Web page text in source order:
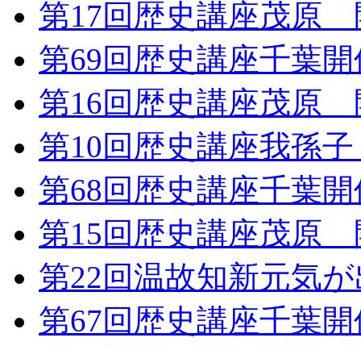
第17回歴史講座茂原
第69回歴史講座千葉
第16回歴史講座茂原
第10回歴史講座我孫
第68回歴史講座千葉
第15回歴史講座茂原
第22回温故知新元気
第67回歴史講座千葉